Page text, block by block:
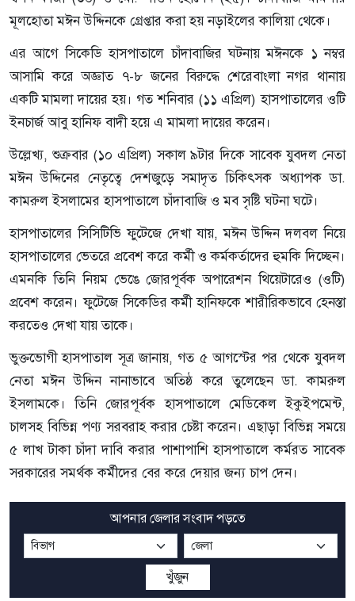
মূলহোতা মঈন উদ্দিনকে গ্রেপ্তার করা হয় নড়াইলের কালিয়া থেকে।
এর আগে সিকেডি হাসপাতালে চাঁদাবাজির ঘটনায় মঈনকে ১ নম্বর
আসামি করে অজ্ঞাত ৭-৮ জনের বিরুদ্ধে শেরেবাংলা নগর থানায়
একটি মামলা দায়ের হয়। গত শনিবার (১১ এপ্রিল) হাসপাতালের ওটি
ইনচার্জ আবু হানিফ বাদী হয়ে এ মামলা দায়ের করেন।
উল্লেখ্য, শুক্রবার (১০ এপ্রিল) সকাল ৯টার দিকে সাবেক যুবদল নেতা
মঈন উদ্দিনের নেতৃত্বে দেশজুড়ে সমাদৃত চিকিৎসক অধ্যাপক ডা.
কামরুল ইসলামের হাসপাতালে চাঁদাবাজি ও মব সৃষ্টি ঘটনা ঘটে।
হাসপাতালের সিসিটিভি ফুটেজে দেখা যায়, মঈন উদ্দিন দলবল নিয়ে
হাসপাতালের ভেতরে প্রবেশ করে কর্মী ও কর্মকর্তাদের হুমকি দিচ্ছেন।
এমনকি তিনি নিয়ম ভেঙে জোরপূর্বক অপারেশন থিয়েটারেও (ওটি)
প্রবেশ করেন। ফুটেজে সিকেডির কর্মী হানিফকে শারীরিকভাবে হেনস্তা
করতেও দেখা যায় তাকে।
ভুক্তভোগী হাসপাতাল সূত্র জানায়, গত ৫ আগস্টের পর থেকে যুবদল
নেতা মঈন উদ্দিন নানাভাবে অতিষ্ঠ করে তুলেছেন ডা. কামরুল
ইসলামকে। তিনি জোরপূর্বক হাসপাতালে মেডিকেল ইকুইপমেন্ট,
চালসহ বিভিন্ন পণ্য সরবরাহ করার চেষ্টা করেন। এছাড়া বিভিন্ন সময়ে
৫ লাখ টাকা চাঁদা দাবি করার পাশাপাশি হাসপাতালে কর্মরত সাবেক
সরকারের সমর্থক কর্মীদের বের করে দেয়ার জন্য চাপ দেন।
আপনার জেলার সংবাদ পড়তে
খুঁজুন